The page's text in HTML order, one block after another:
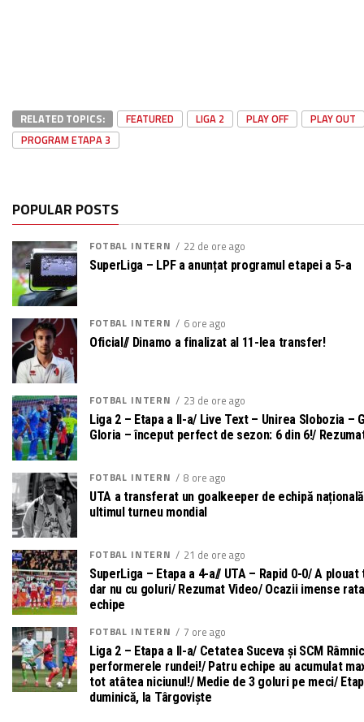
RELATED TOPICS: FEATURED LIGA 2 PLAY OFF
PLAY OUT
PROGRAM ETAPA 3
POPULAR POSTS
FOTBAL INTERN 22 de ore ago
SuperLiga – LPF a anunțat programul etapei a 5-a
FOTBAL INTERN 6 ore ago
Oficial// Dinamo a finalizat al 11-lea transfer!
FOTBAL INTERN 23 de ore ago
Liga 2 – Etapa a II-a/ Live Text – Unirea Slobozia –
Gloria – început perfect de sezon: 6 din 6!/
FOTBAL INTERN 8 ore ago
UTA a transferat un goalkeeper de echipă
ultimul turneu mondial
FOTBAL INTERN 21 de ore ago
SuperLiga – Etapa a 4-a// UTA – Rapid 0-0/ A
dar nu cu goluri/ Rezumat Video/ Ocazii imense
echipe
FOTBAL INTERN
7 ore ago
Liga 2 – Etapa a II-a/ Cetatea Suceva și SCM
performerele rundei!/ Patru echipe au acumulat
tot atâtea niciunul!/ Medie de 3 goluri pe meci/
duminică, la Târgoviște